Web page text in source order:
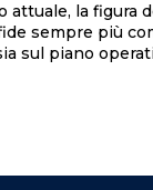
attuale, la figura
sempre più
sul piano